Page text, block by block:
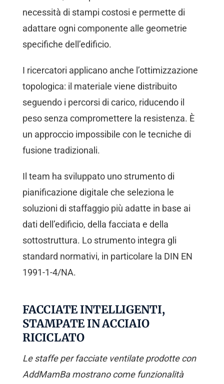
necessità di stampi costosi e permette di
adattare ogni componente alle geometrie
specifiche dell’edificio.
I ricercatori applicano anche l’ottimizzazione
topologica: il materiale viene distribuito
seguendo i percorsi di carico, riducendo il
peso senza compromettere la resistenza. È
un approccio impossibile con le tecniche di
fusione tradizionali.
Il team ha sviluppato uno strumento di
pianificazione digitale che seleziona le
soluzioni di staffaggio più adatte in base ai
dati dell’edificio, della facciata e della
sottostruttura. Lo strumento integra gli
standard normativi, in particolare la DIN EN
1991-1-4/NA.
FACCIATE INTELLIGENTI,
STAMPATE IN ACCIAIO
RICICLATO
Le staffe per facciate ventilate prodotte con
AddMamBa mostrano come funzionalità